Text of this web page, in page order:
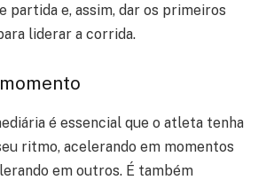
partida e, assim, dar os primeiros
liderar a corrida.
é essencial que o atleta tenha
ritmo, acelerando em momentos
em outros. É também